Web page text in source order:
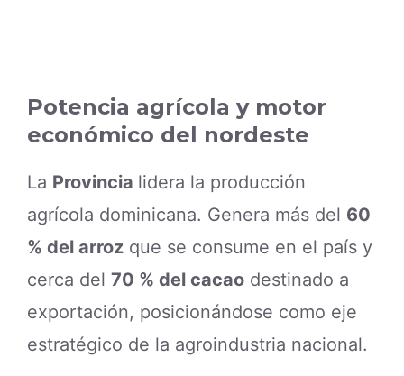
Potencia agrícola y motor
económico del nordeste
La Provincia lidera la producción
agrícola dominicana. Genera más del 60
% del arroz que se consume en el país y
cerca del 70 % del cacao destinado a
exportación, posicionándose como eje
estratégico de la agroindustria nacional.